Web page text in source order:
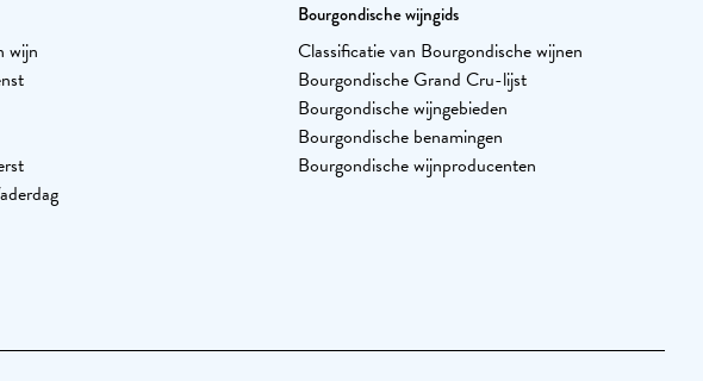
wijn
Bourgondische wijngids
Classificatie van Bourgondische wijnen
Bourgondische Grand Cru-lijst
Bourgondische wijngebieden
Bourgondische benamingen
Bourgondische wijnproducenten